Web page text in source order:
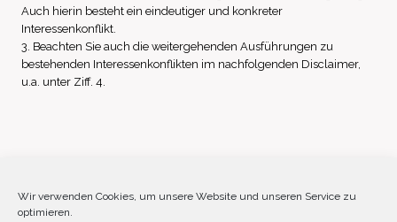
Wir verwenden Cookies, um unsere Website und unseren Service zu
optimieren.
Auch hierin besteht ein eindeutiger und konkreter
Interessenkonflikt.
3. Beachten Sie auch die weitergehenden Ausführungen zu
bestehenden Interessenkonflikten im nachfolgenden Disclaimer,
u.a. unter Ziff. 4.
Impressum Datenschutz
Disclaimer